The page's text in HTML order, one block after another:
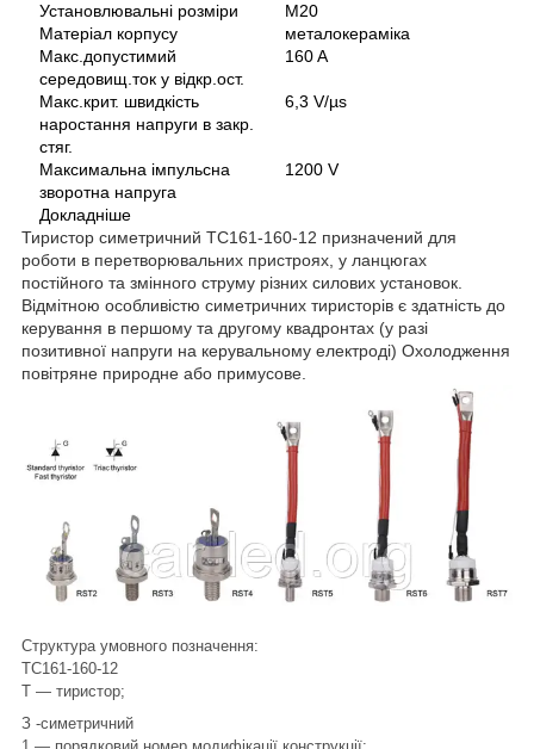
Установлювальні розміри
М20
Матеріал корпусу
металокераміка
Макс.допустимий
середовищ.ток у відкр.ост.
160 A
Макс.крит. швидкість
наростання напруги в закр.
стяг.
6,3 V/µs
Максимальна імпульсна
зворотна напруга
1200 V
Докладніше
Тиристор симетричний ТС161-160-12 призначений для
роботи в перетворювальних пристроях, у ланцюгах
постійного та змінного струму різних силових установок.
Відмітною особливістю симетричних тиристорів є здатність до
керування в першому та другому квадронтах (у разі
позитивної напруги на керувальному електроді) Охолодження
повітряне природне або примусове.
Структура умовного позначення:
ТС161-160-12
Т ― тиристор;
З -симетричний